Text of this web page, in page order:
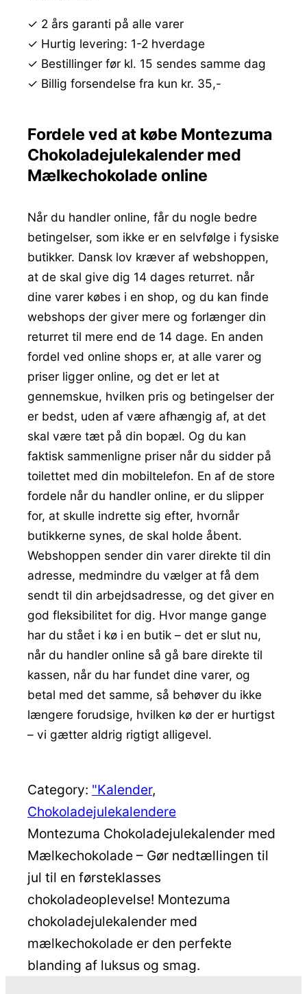
✓ 2 års garanti på alle varer
✓ Hurtig levering: 1-2 hverdage
✓ Bestillinger før kl. 15 sendes samme dag
✓ Billig forsendelse fra kun kr. 35,-
Fordele ved at købe Montezuma
Chokoladejulekalender med
Mælkechokolade online
Når du handler online, får du nogle bedre
betingelser, som ikke er en selvfølge i fysiske
butikker. Dansk lov kræver af webshoppen,
at de skal give dig 14 dages returret. når
dine varer købes i en shop, og du kan finde
webshops der giver mere og forlænger din
returret til mere end de 14 dage. En anden
fordel ved online shops er, at alle varer og
priser ligger online, og det er let at
gennemskue, hvilken pris og betingelser der
er bedst, uden af være afhængig af, at det
skal være tæt på din bopæl. Og du kan
faktisk sammenligne priser når du sidder på
toilettet med din mobiltelefon. En af de store
fordele når du handler online, er du slipper
for, at skulle indrette sig efter, hvornår
butikkerne synes, de skal holde åbent.
Webshoppen sender din varer direkte til din
adresse, medmindre du vælger at få dem
sendt til din arbejdsadresse, og det giver en
god fleksibilitet for dig. Hvor mange gange
har du stået i kø i en butik – det er slut nu,
når du handler online så gå bare direkte til
kassen, når du har fundet dine varer, og
betal med det samme, så behøver du ikke
længere forudsige, hvilken kø der er hurtigst
– vi gætter aldrig rigtigt alligevel.
Category: "Kalender
Chokoladejulekalendere
Montezuma Chokoladejulekalender med
Mælkechokolade – Gør nedtællingen til
jul til en førsteklasses
chokoladeoplevelse! Montezuma
chokoladejulekalender med
mælkechokolade er den perfekte
blanding af luksus og smag.